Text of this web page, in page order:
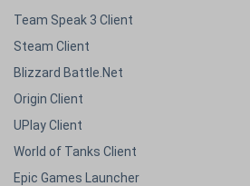
Team Speak 3 Client
Steam Client
Blizzard Battle.Net
Origin Client
UPlay Client
World of Tanks Client
Epic Games Launcher